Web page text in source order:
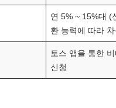
연 5% ~ 15%대 (
환 능력에 따라
토스 앱을 통한
신청